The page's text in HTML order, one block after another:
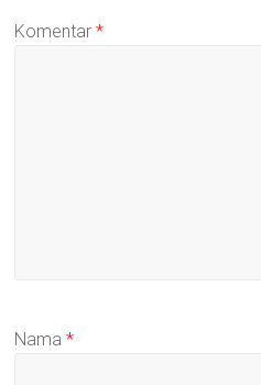
Komentar*
Nama*